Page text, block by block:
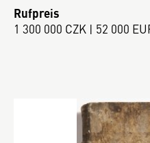
Rufpreis
1 300 000 CZK | 52 000